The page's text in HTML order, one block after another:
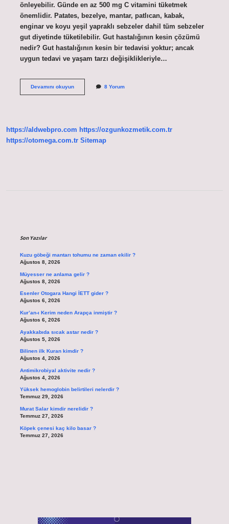
önleyebilir. Günde en az 500 mg C vitamini tüketmek
önemlidir. Patates, bezelye, mantar, patlıcan, kabak,
enginar ve koyu yeşil yapraklı sebzeler dahil tüm sebzeler
gut diyetinde tüketilebilir. Gut hastalığının kesin çözümü
nedir? Gut hastalığının kesin bir tedavisi yoktur; ancak
uygun tedavi ve yaşam tarzı değişiklikleriyle…
Devamını okuyunPatlıcan
8 Yorum
https://aldwebpro.com https://ozgunkozmetik.com.tr
https://otomega.com.tr Sitemap
Son Yazılar
Kuzu göbeği mantarı tohumu ne zaman ekilir ?
Ağustos 8, 2026
Müyesser ne anlama gelir ?
Ağustos 8, 2026
Esenler Otogara Hangi İETT gider ?
Ağustos 6, 2026
Kur’an-ı Kerim neden Arapça inmiştir ?
Ağustos 6, 2026
Ayakkabıda sıcak astar nedir ?
Ağustos 5, 2026
Bilinen ilk Kuran kimdir ?
Ağustos 4, 2026
Antimikrobiyal aktivite nedir ?
Ağustos 4, 2026
Yüksek hemoglobin belirtileri nelerdir ?
Temmuz 29, 2026
Murat Salar kimdir nerelidir ?
Temmuz 27, 2026
Köpek çenesi kaç kilo basar ?
Temmuz 27, 2026